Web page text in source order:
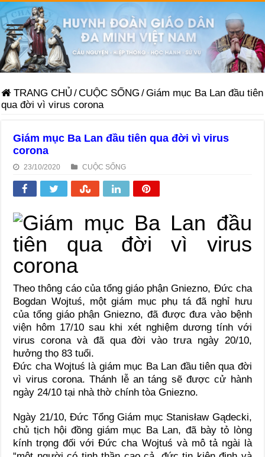
TRANG CHỦ /CUỘC SỐNG /Giám mục Ba Lan đầu tiên
qua đời vì virus corona
Giám mục Ba Lan đầu tiên qua đời vì virus
corona
23/10/2020 CUỘC SỐNG
Theo thông cáo của tổng giáo phận Gniezno, Đức cha
Bogdan Wojtuś, một giám mục phụ tá đã nghỉ hưu
của tổng giáo phận Gniezno, đã được đưa vào bệnh
viện hôm 17/10 sau khi xét nghiệm dương tính với
virus corona và đã qua đời vào trưa ngày 20/10,
hưởng thọ 83 tuổi.
Đức cha Wojtuś là giám mục Ba Lan đầu tiên qua đời
vì virus corona. Thánh lễ an táng sẽ được cử hành
ngày 24/10 tại nhà thờ chính tòa Gniezno.
Ngày 21/10, Đức Tổng Giám mục Stanisław Gądecki,
chủ tịch hội đồng giám mục Ba Lan, đã bày tỏ lòng
kính trọng đối với Đức cha Wojtuś và mô tả ngài là